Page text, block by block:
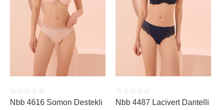
ÜRÜNÜ İNCELE
☆ ☆ ☆ ☆ ☆
Nbb 4616 Somon Destekli
ÜRÜNÜ İNCELE
☆ ☆ ☆ ☆ ☆
Nbb 4487 Lacivert Dantelli